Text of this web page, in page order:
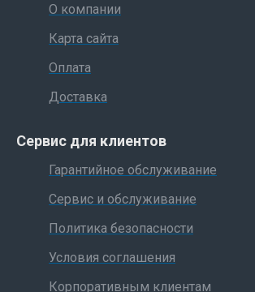
О компании
Карта сайта
Оплата
Доставка
Сервис для клиентов
Гарантийное обслуживание
Сервис и обслуживание
Политика безопасности
Условия соглашения
Корпоративным клиентам